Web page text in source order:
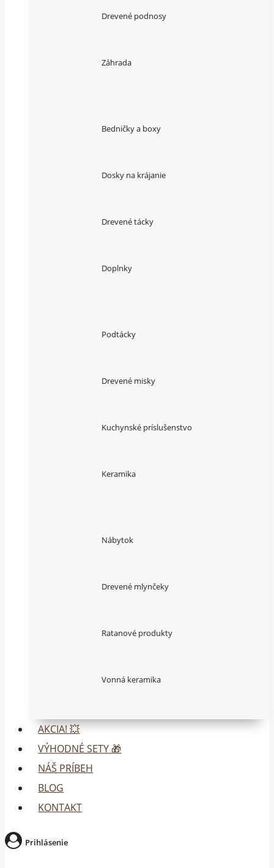
Drevené podnosy
Záhrada
Bedničky a boxy
Dosky na krájanie
Drevené tácky
Doplnky
Podtácky
Drevené misky
Kuchynské príslušenstvo
Keramika
Nábytok
Drevené mlynčeky
Ratanové produkty
Vonná keramika
AKCIA! 💥
VÝHODNÉ SETY 🎁
NÁŠ PRÍBEH
BLOG
KONTAKT
Prihlásenie